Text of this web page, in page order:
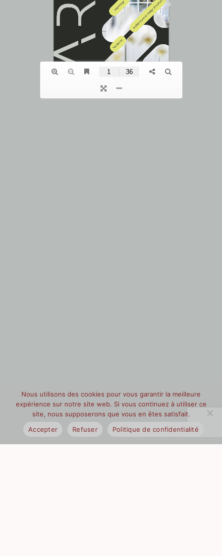
Nous utilisons des cookies pour vous garantir la meilleure
expérience sur notre site web. Si vous continuez à utiliser ce
site, nous supposerons que vous en êtes satisfait.
Accepter
Refuser Politique de confidentialité